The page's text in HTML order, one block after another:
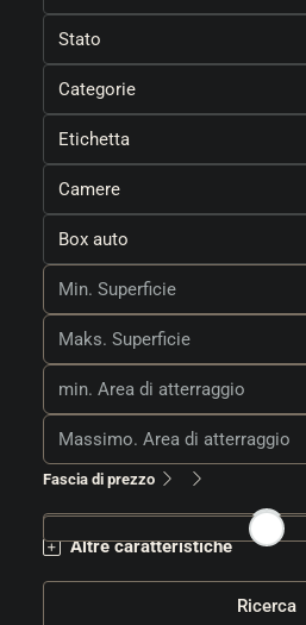
Stato
Categorie
Etichetta
Camere
Box auto
Fascia di prezzo
Altre caratteristiche
Ricerca